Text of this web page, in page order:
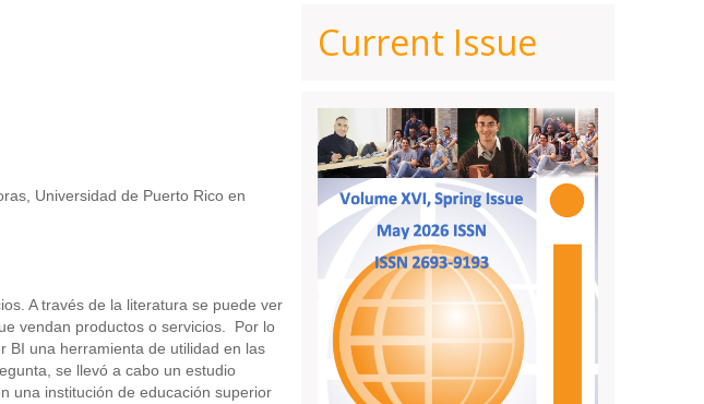
Universidad de Puerto Rico en
A través de la literatura se puede ver
vendan productos o servicios. Por lo
BI una herramienta de utilidad en las
se llevó a cabo un estudio
una institución de educación superior
Current Issue